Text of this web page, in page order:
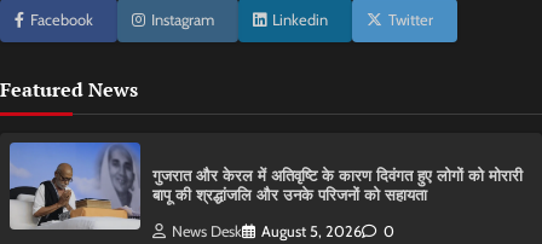
Facebook Instagram Linkedin Twitter
Featured News
गुजरात और केरल में अतिवृष्टि के कारण दिवंगत हुए लोगों को मोरारी
बापू की श्रद्धांजलि और उनके परिजनों को सहायता
News Desk August 5, 2026 0